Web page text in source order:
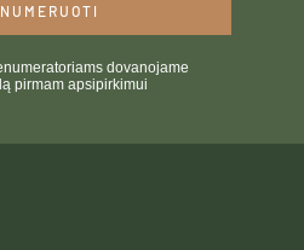
dovanojame
pirmam apsipirkimui